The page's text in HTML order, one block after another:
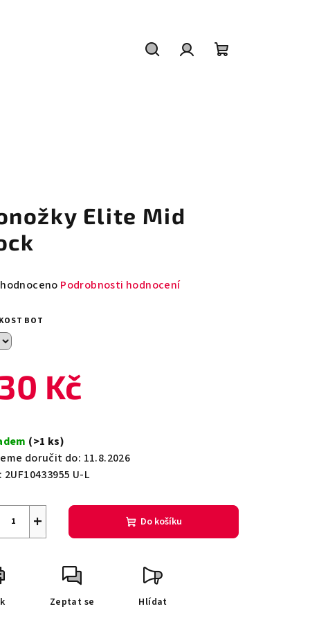
Elite Mid
Podrobnosti hodnocení
BOT
Kč
(>1 ks)
doručit do: 11.8.2026
2UF10433955 U-L
+ Do košíku
Zeptat se Hlídat